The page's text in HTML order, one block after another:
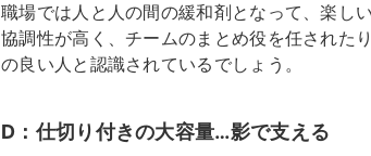
職場では人と人の間の緩和剤となって、楽し
協調性が高く、チームのまとめ役を任された
の良い人と認識されているでしょう。
D：仕切り付きの大容量…影で支える